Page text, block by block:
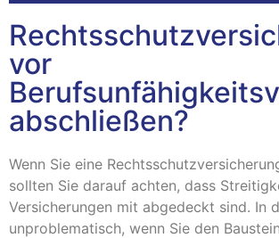
vor
abschließen?
Wenn Sie eine
sollten Sie darauf achten, dass
Versicherungen mit abgedeckt sind. In
unproblematisch, wenn Sie den Baustein